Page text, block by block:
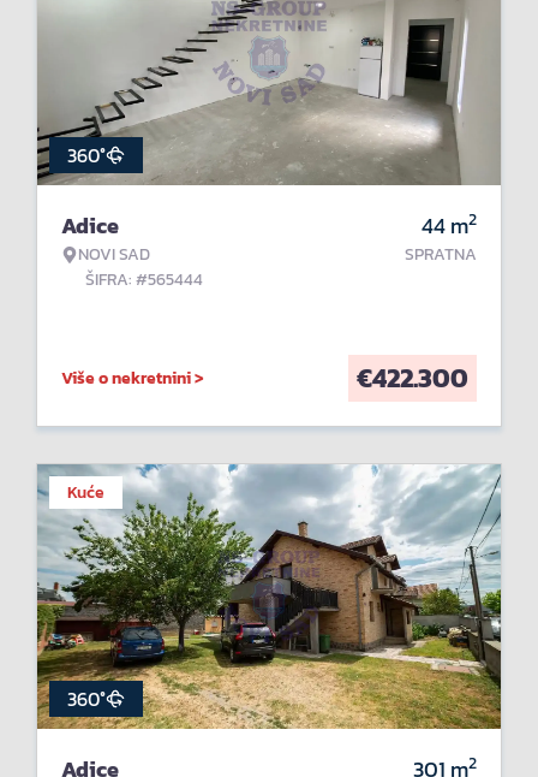
360°
Adice
NOVI SAD
ŠIFRA: #565444
44m2
SPRATNA
Više o nekretnini > €422.300
Kuće
360°
Adice 301 m2